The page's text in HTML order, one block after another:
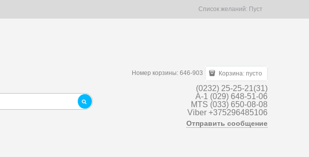
Список желаний: Пуст
Номер корзины: 646-903 Корзина: пусто
(0232) 25-25-21(31)
A-1 (029) 648-51-06
MTS (033) 650-08-08
Viber +375296485106
Отправить сообщение